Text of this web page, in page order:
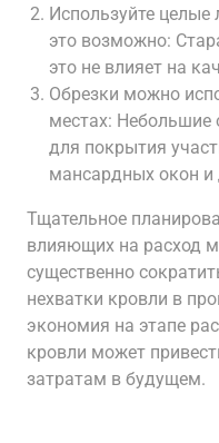
Используйте
это возможно:
это не влияет на
Обрезки можно
местах: Небольшие
для покрытия
мансардных окон и
Тщательное
влияющих на расход
существенно
нехватки кровли в
экономия на этапе
кровли может
затратам в будущем.